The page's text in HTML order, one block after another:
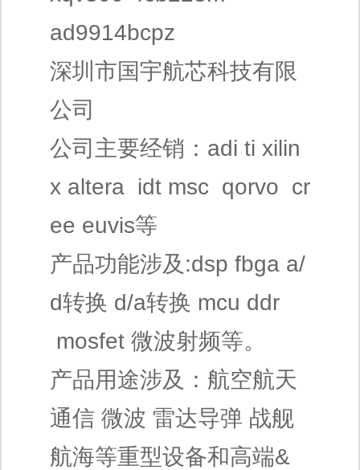
ad9914bcpz
深圳市国宇航芯科技有限
公司
公司主要经销：adi ti xilin
x altera idt msc qorvo cr
ee euvis等
产品功能涉及:dsp fbga a/
d转换 d/a转换 mcu ddr
mosfet 微波射频等。
产品用途涉及：航空航天
通信 微波 雷达导弹 战舰
航海等重型设备和高端&